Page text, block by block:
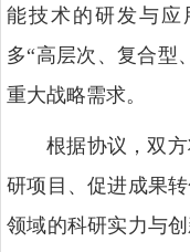
能技术的研发与应
多“高层次、复合型
重大战略需求。
根据协议，双
研项目、促进成果
领域的科研实力与